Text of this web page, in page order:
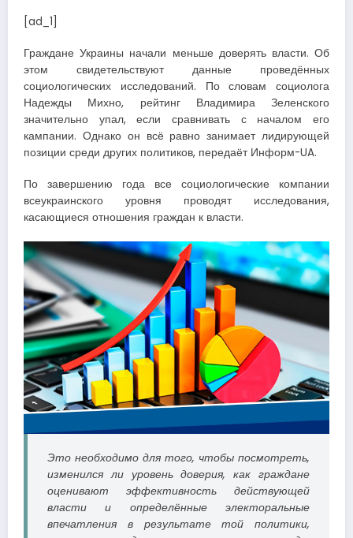
[ad_1]
Граждане Украины начали меньше доверять власти. Об
этом свидетельствуют данные проведённых
социологических исследований. По словам социолога
Надежды Михно, рейтинг Владимира Зеленского
значительно упал, если сравнивать с началом его
кампании. Однако он всё равно занимает лидирующей
позиции среди других политиков, передаёт Информ-UA.
По завершению года все социологические компании
всеукраинского уровня проводят исследования,
касающиеся отношения граждан к власти.
Это необходимо для того, чтобы посмотреть,
изменился ли уровень доверия, как граждане
оценивают эффективность действующей
власти и определённые электоральные
впечатления в результате той политики,